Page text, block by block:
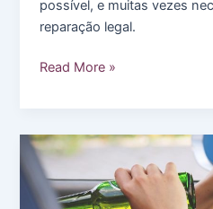
possível, e muitas vezes
reparação legal.
O
se
a
seguradora
não
Read More »